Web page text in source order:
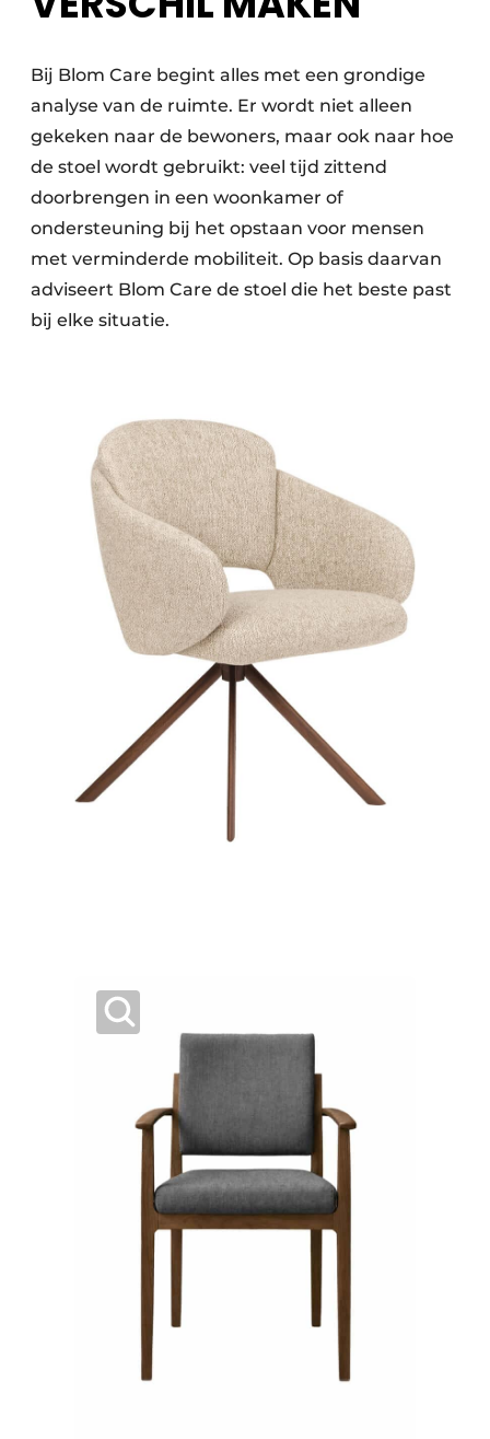
Bij Blom Care begint alles met een grondige
analyse van de ruimte. Er wordt niet alleen
gekeken naar de bewoners, maar ook naar hoe
de stoel wordt gebruikt: veel tijd zittend
doorbrengen in een woonkamer of
ondersteuning bij het opstaan voor mensen
met verminderde mobiliteit. Op basis daarvan
adviseert Blom Care de stoel die het beste past
bij elke situatie.